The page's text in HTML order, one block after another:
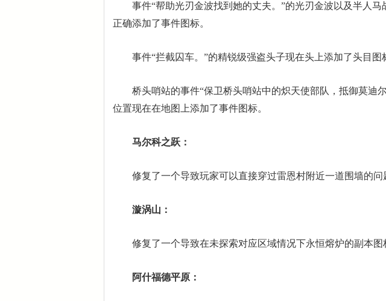
事件“帮助光刃金波找到她的丈夫。”的光刃金波以及半人马
正确添加了事件图标。
事件“拦截囚车。”的精锐级强盗头子现在头上添加了头目图
桥头哨站的事件“保卫桥头哨站中的炽天使部队，抵御莫迪
位置现在在地图上添加了事件图标。
马尔科之跃：
修复了一个导致玩家可以直接穿过雷恩村附近一道围墙的问
漩涡山：
修复了一个导致在未探索对应区域情况下永恒熔炉的副本图
阿什福德平原：